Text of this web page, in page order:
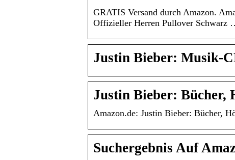
GRATIS Versand durch Amazon.
Offizieller Herren Pullover Schwarz
Justin Bieber: Musik-
Justin Bieber: Bücher,
Amazon.de: Justin Bieber: Bücher,
Suchergebnis Auf